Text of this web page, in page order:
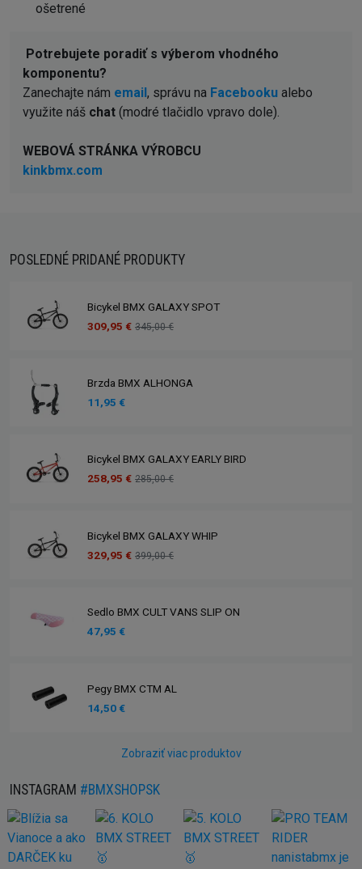
ošetrené
Potrebujete poradiť s výberom vhodného
komponentu?
Zanechajte nám email , správu na Facebooku alebo
využite náš chat (modré tlačidlo vpravo dole).
WEBOVÁ STRÁNKA VÝROBCU
kinkbmx.com
POSLEDNÉ PRIDANÉ PRODUKTY
Bicykel BMX GALAXY SPOT
309,95 € 345,00 €
Brzda BMX ALHONGA
11,95 €
Bicykel BMX GALAXY EARLY BIRD
258,95 € 285,00 €
Bicykel BMX GALAXY WHIP
329,95 € 399,00 €
Sedlo BMX CULT VANS SLIP ON
47,95 €
Pegy BMX CTM AL
14,50 €
Zobraziť viac produktov
INSTAGRAM #BMXSHOPSK